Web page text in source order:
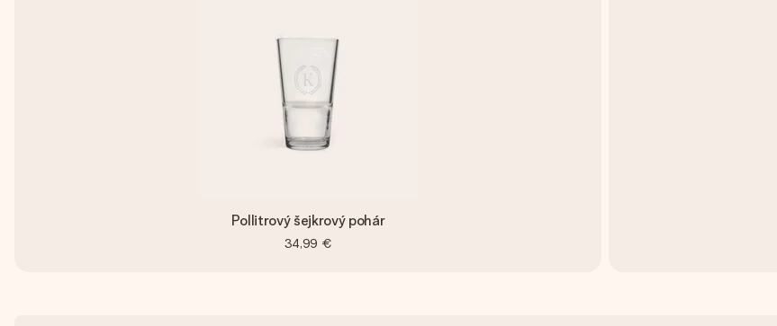
Pollitrový šejkrový pohár
34,99 €